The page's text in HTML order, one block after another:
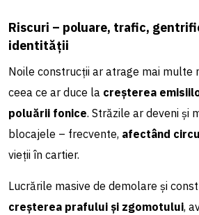
Riscuri – poluare, trafic,
identității
Noile construcții ar atrage mai multe
ceea ce ar duce la creșterea
poluării fonice. Străzile ar deveni și
blocajele – frecvente, afectând
vieții în cartier.
Lucrările masive de demolare și
creșterea prafului și zgomotului,